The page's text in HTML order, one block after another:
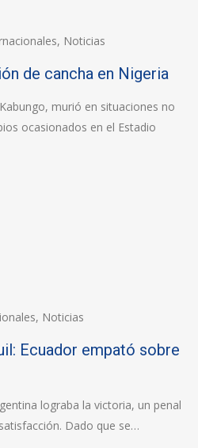
, Noticias
de cancha en Nigeria
murió en situaciones no
ocasionados en el Estadio
, Noticias
Ecuador empató sobre
lograba la victoria, un penal
Dado que se…